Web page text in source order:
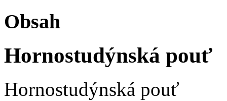
Obsah
Hornostudýnská pouť
Hornostudýnská pouť